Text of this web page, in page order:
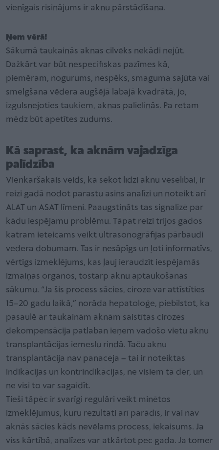
vienīgais risinājums ir aknu pārstādīšana.
Ņem vērā!
Sākumā taukainās aknas cilvēks nekādi nejūt.
Dažkārt var būt nespecifiskas pazīmes kā,
piemēram, nogurums, nespēks, smaguma sajūta vai
smelgšana vēdera augšējā labajā kvadrātā, jo,
izgulsnējoties taukiem, aknas palielinās. Pa retam
mēdz būt apetītes zudums.
Kā saprast, ka aknām vajadzīga
palīdzība
Vienkāršākais veids, kā sekot līdzi aknu veselībai, ir
reizi gadā nodot parastu asins analīzi un noteikt arī
ALAT un ASAT līmeni. Paaugstināts tas signalizē par
kādu iespējamu problēmu. Tāpat reizi trijos gados
katram ieteicams veikt ultrasonogrāfijas pārbaudi
vēdera dobumam. Tas ir nesāpīgs un ļoti informatīvs,
vērtīgs izmeklējums, kas ļauj ieraudzīt iespējamās
izmaiņas orgānos, tostarp aknu aptaukošanās
sākumu. “Ja šis process sācies, ciroze var attīstīties
15–20 gadu laikā,” norāda hepatoloģe, piebilstot, ka
pasaulē ar taukainām aknām saistītas cirozes
dekompensācija patlaban ieņem vadošo vietu aknu
transplantācijas iemeslu rindā. Taču aknu
transplantācija nav panaceja – tai ir noteiktas
indikācijas un kontrindikācijas, ne visiem tā der, un
ne visi to var sagaidīt.
Tieši tāpēc ir svarīgi regulāri veikt minētos
izmeklējumus, kuru rezultāti arī parādīs, ir vai nav
aknās sācies kāds nevēlams process, iekaisums. Ja
viss kārtībā, analīzes var atkārtot pēc gada. Ja tomēr